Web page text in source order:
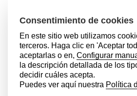
cuando notes alguno de los
garantizar el correcto
Goteos o fugas de agua
la base de la cafetera
Pérdida de ajuste: el
correctamente o queda suelto